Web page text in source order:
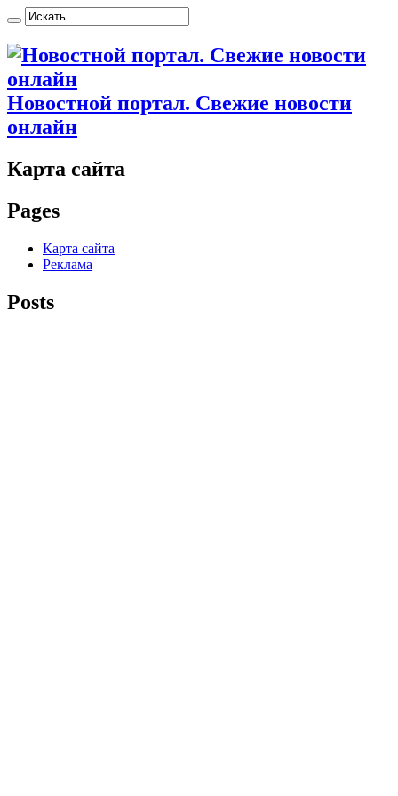
Новостной портал. Свежие новости
онлайн
Карта сайта
Pages
Карта сайта
Реклама
Posts